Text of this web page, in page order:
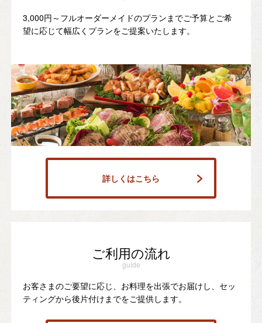
3,000円～フルオーダーメイドのプランまでご予算とご希
望に応じて幅広くプランをご提案いたします。
詳しくはこちら
ご利用の流れ
guide
お客さまのご要望に応じ、お料理を出張でお届けし、セッ
ティングから後片付けまでをご提供します。